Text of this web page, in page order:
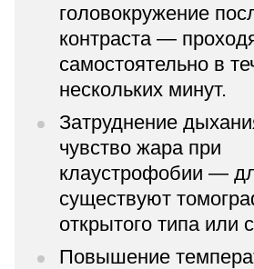
головокружение
контраста —
самостоятельно в
нескольких минут.
Затруднение
чувство жара при
клаустрофобии —
существуют
открытого типа или
Повышение